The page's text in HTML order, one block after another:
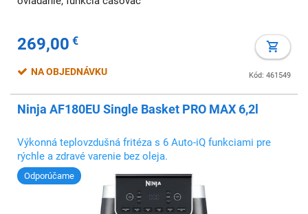
269,00 €
Kód: 461549
NA OBJEDNÁVKU
Ninja AF180EU Single Basket PRO MAX 6,2l
Výkonná teplovzdušná fritéza s 6 Auto-iQ funkciami pre
rýchle a zdravé varenie bez oleja.
Odporúčame